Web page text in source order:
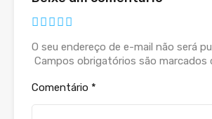
O seu endereço de e-mail não será
Campos obrigatórios são marcados
Comentário *